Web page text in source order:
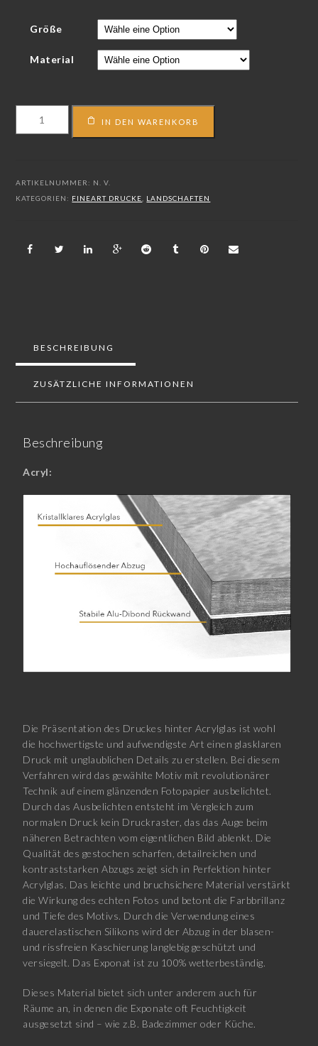
Größe
Material
Menge
IN DEN WARENKORB
ARTIKELNUMMER: N. V.
KATEGORIEN: FINEART DRUCKE LANDSCHAFTEN
BESCHREIBUNG
ZUSÄTZLICHE INFORMATIONEN
Beschreibung
Acryl:
Die Präsentation des Druckes hinter Acrylglas ist wohl
die hochwertigste und aufwendigste Art einen glasklaren
Druck mit unglaublichen Details zu erstellen. Bei diesem
Verfahren wird das gewählte Motiv mit revolutionärer
Technik auf einem glänzenden Fotopapier ausbelichtet.
Durch das Ausbelichten entsteht im Vergleich zum
normalen Druck kein Druckraster, das das Auge beim
näheren Betrachten vom eigentlichen Bild ablenkt. Die
Qualität des gestochen scharfen, detailreichen und
kontraststarken Abzugs zeigt sich in Perfektion hinter
Acrylglas. Das leichte und bruchsichere Material verstärkt
die Wirkung des echten Fotos und betont die Farbbrillanz
und Tiefe des Motivs. Durch die Verwendung eines
dauerelastischen Silikons wird der Abzug in der blasen-
und rissfreien Kaschierung langlebig geschützt und
versiegelt. Das Exponat ist zu 100% wetterbeständig.
Dieses Material bietet sich unter anderem auch für
Räume an, in denen die Exponate oft Feuchtigkeit
ausgesetzt sind – wie z.B. Badezimmer oder Küche.